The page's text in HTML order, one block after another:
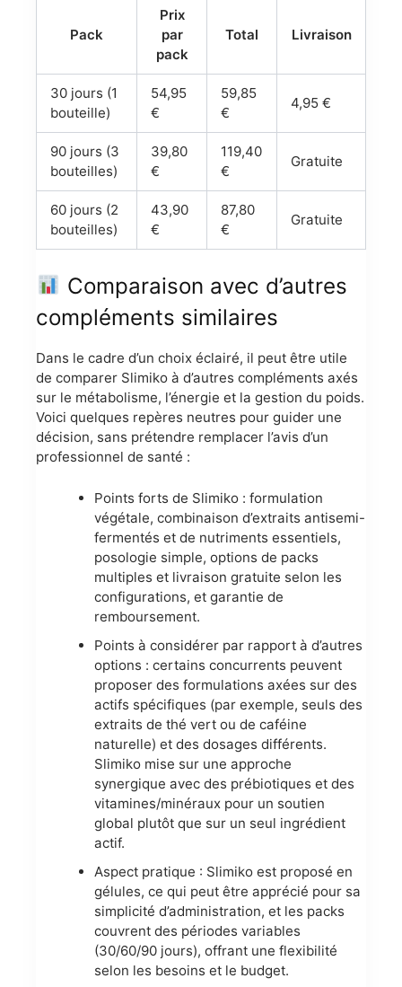
Pack
Prix
par
pack
Total Livraison
30 jours (1
bouteille)
54,95
€
59,85
€
4,95 €
90 jours (3
bouteilles)
39,80
€
119,40
€
Gratuite
60 jours (2
bouteilles)
43,90
€
87,80
€
Gratuite
Comparaison avec d’autres
compléments similaires
Dans le cadre d’un choix éclairé, il peut être utile
de comparer Slimiko à d’autres compléments axés
sur le métabolisme, l’énergie et la gestion du poids.
Voici quelques repères neutres pour guider une
décision, sans prétendre remplacer l’avis d’un
professionnel de santé :
Points forts de Slimiko : formulation
végétale, combinaison d’extraits antisemi-
fermentés et de nutriments essentiels,
posologie simple, options de packs
multiples et livraison gratuite selon les
configurations, et garantie de
remboursement.
Points à considérer par rapport à d’autres
options : certains concurrents peuvent
proposer des formulations axées sur des
actifs spécifiques (par exemple, seuls des
extraits de thé vert ou de caféine
naturelle) et des dosages différents.
Slimiko mise sur une approche
synergique avec des prébiotiques et des
vitamines/minéraux pour un soutien
global plutôt que sur un seul ingrédient
actif.
Aspect pratique : Slimiko est proposé en
gélules, ce qui peut être apprécié pour sa
simplicité d’administration, et les packs
couvrent des périodes variables
(30/60/90 jours), offrant une flexibilité
selon les besoins et le budget.